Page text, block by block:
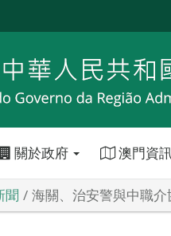
關於政府 澳門資
聞 海關、治安警與中職介